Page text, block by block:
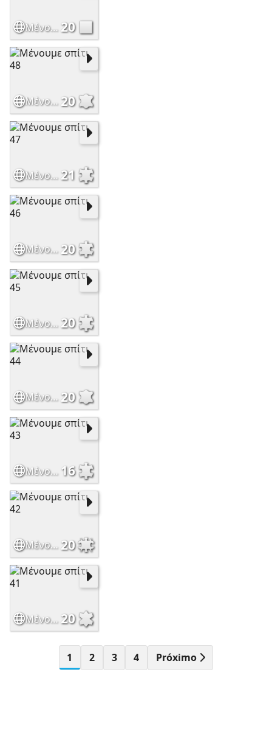
Μένουμε σπίτι 49 20
Μένουμε σπίτι 48 20
Μένουμε σπίτι 47 21
Μένουμε σπίτι 46 20
Μένουμε σπίτι 45 20
Μένουμε σπίτι 44 20
Μένουμε σπίτι 43 16
Μένουμε σπίτι 42 20
Μένουμε σπίτι 41 20
1 2 3 4 Próximo